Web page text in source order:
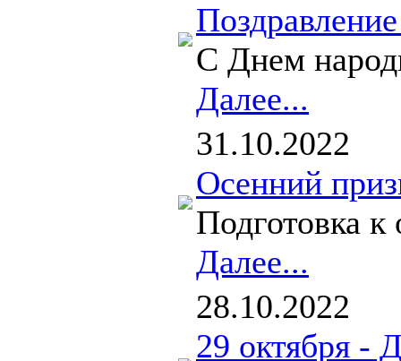
С Днем
Далее...
31.10.2022
Осенний
Подготовка
Далее...
28.10.2022
29 октября -